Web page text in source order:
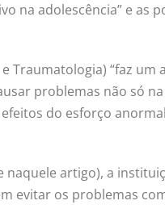
na adolescência” e as
Traumatologia) “faz um
problemas não só
do esforço
artigo), a
evitar os problemas